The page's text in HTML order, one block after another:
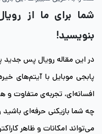
شما برای ما از
بنویسید!
پابجی موبایل با آیتم‌های
افسانه‌ای، تجربه‌ی متفاوت و
چه شما بازیکنی حرفه‌ای
می‌تواند امکانات و ظاهر